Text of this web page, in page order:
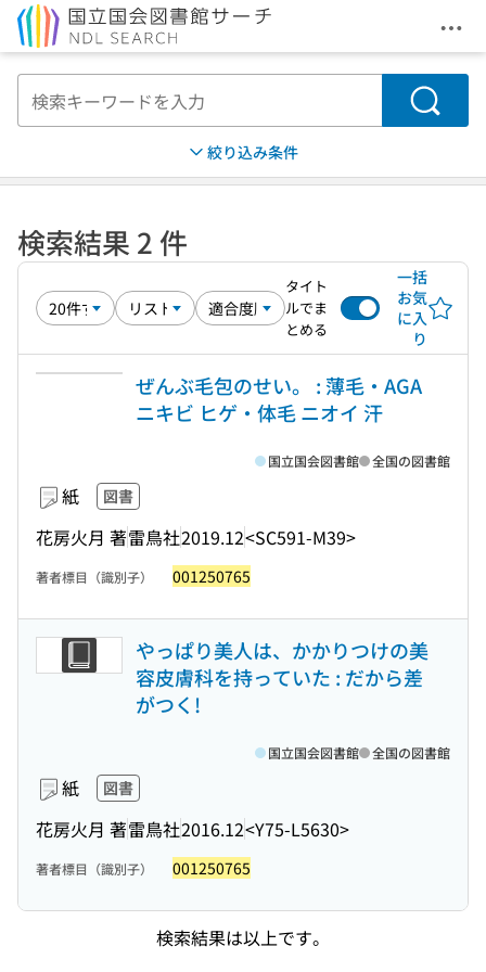
メ
検索
絞り込み条件
検索結果 2 件
タイト
ルでま
とめる
一括
お気
に入
り
ぜんぶ毛包のせい。 : 薄毛・AGA
ニキビ ヒゲ・体毛 ニオイ 汗
紙 図書
花房火月 著雷鳥社2019.12<SC591-M39>
国立国会図書館 全国の図書館
著者標目（識別子） 001250765
やっぱり美人は、かかりつけの美
容皮膚科を持っていた : だから差
がつく!
紙 図書
花房火月 著雷鳥社2016.12<Y75-L5630>
国立国会図書館 全国の図書館
著者標目（識別子） 001250765
検索結果は以上です。